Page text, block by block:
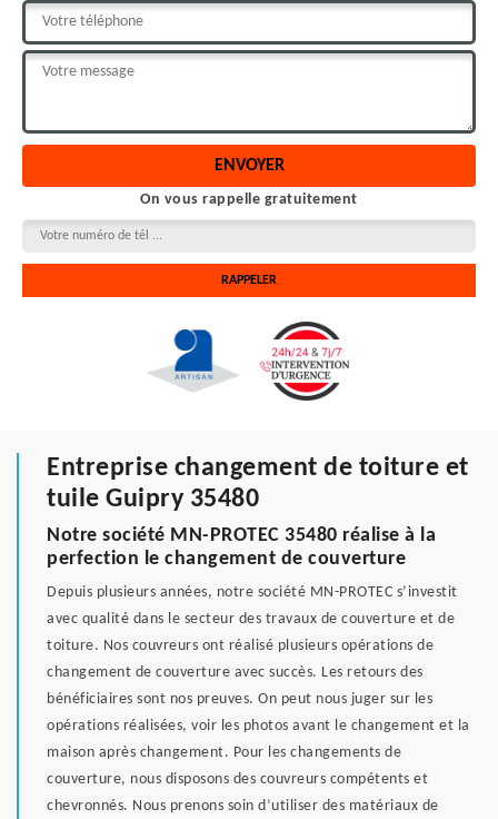
On vous rappelle gratuitement
Entreprise changement de toiture et
tuile Guipry 35480
Notre société MN-PROTEC 35480 réalise à la
perfection le changement de couverture
Depuis plusieurs années, notre société MN-PROTEC s’investit
avec qualité dans le secteur des travaux de couverture et de
toiture. Nos couvreurs ont réalisé plusieurs opérations de
changement de couverture avec succès. Les retours des
bénéficiaires sont nos preuves. On peut nous juger sur les
opérations réalisées, voir les photos avant le changement et la
maison après changement. Pour les changements de
couverture, nous disposons des couvreurs compétents et
chevronnés. Nous prenons soin d’utiliser des matériaux de